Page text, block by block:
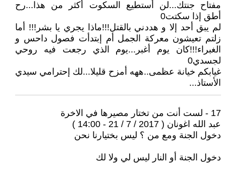
مفتاح جنتك...لن أستطيع السكوت أكثر من هذا...رح
أطق إذا سكتت0
لم يبق أحد إلا و هددني بالقتل!!!ماذا يجري يا بشر!!! أما
زلتم تعيشون معركة الجمل أم إبتدأت فصول داحس و
الغبراء!!!كان يوم أغبر...يوم الذي رجعت فيه روحي
لجسدي0
غيابكم خيانة عظمى..ههه أمزح قليلا...لك إحترامي سيدي
الأستاذ...
17 - لست أنت من تختار مصيرها في الاخرة
عبد الله اغونان ( 2017 / 7 / 21 - 14:00 )
دخول الجنة ومع من ؟ ليس بختيارنا نحن
دخول الجنة أو النار ليس لي ولا لك